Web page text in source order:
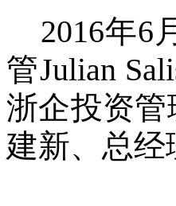
2016年6
管Julian
浙企投资管
建新、总